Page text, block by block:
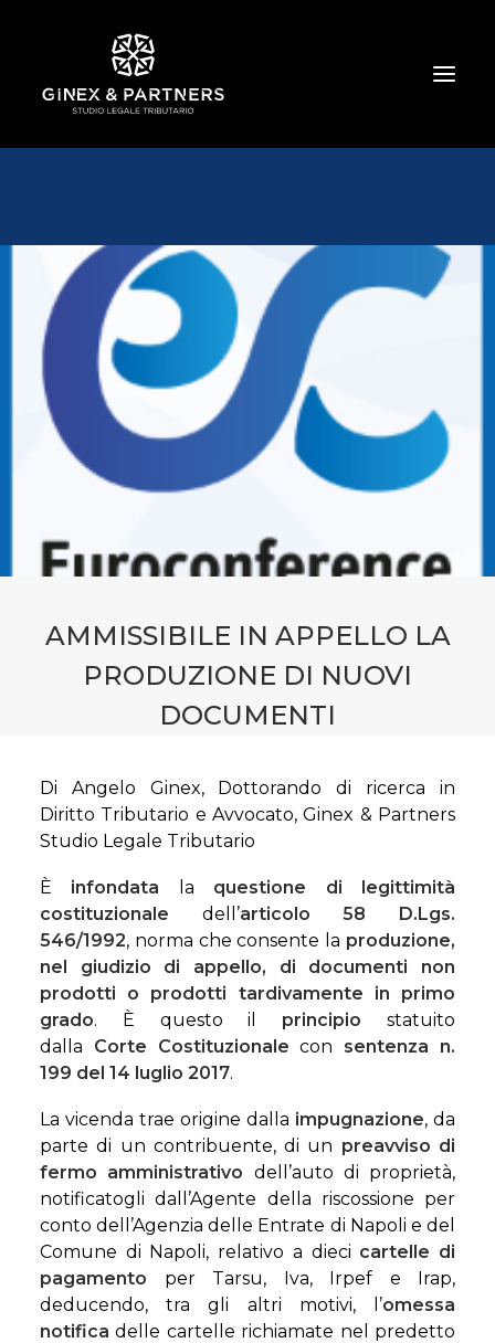
CHI SIAMO
TRIBUTARIO E PENALE TRIBUTARIO
GESTIONE E PROTEZIONE DEL PATRIMONIO
SOCIETARIO E CONTRATTUALISTICA
COMMERCIO INTERNAZIONALE
BANCARIO E FINANZIARIO
NEWS ED EVENTI
AMMISSIBILE IN APPELLO LA
PRODUZIONE DI NUOVI
DOCUMENTI
Di Angelo Ginex, Dottorando di ricerca in
Diritto Tributario e Avvocato, Ginex & Partners
Studio Legale Tributario
È infondata la questione di legittimità
costituzionale dell’articolo 58 D.Lgs.
546/1992, norma che consente la produzione,
nel giudizio di appello, di documenti non
prodotti o prodotti tardivamente in primo
grado. È questo il principio statuito
dalla Corte Costituzionale con sentenza n.
199 del 14 luglio 2017.
La vicenda trae origine dalla impugnazione, da
parte di un contribuente, di un preavviso di
fermo amministrativo dell’auto di proprietà,
notificatogli dall’Agente della riscossione per
conto dell’Agenzia delle Entrate di Napoli e del
Comune di Napoli, relativo a dieci cartelle di
pagamento per Tarsu, Iva, Irpef e Irap,
deducendo, tra gli altri motivi, l’omessa
notificadelle cartelle richiamate nel predetto